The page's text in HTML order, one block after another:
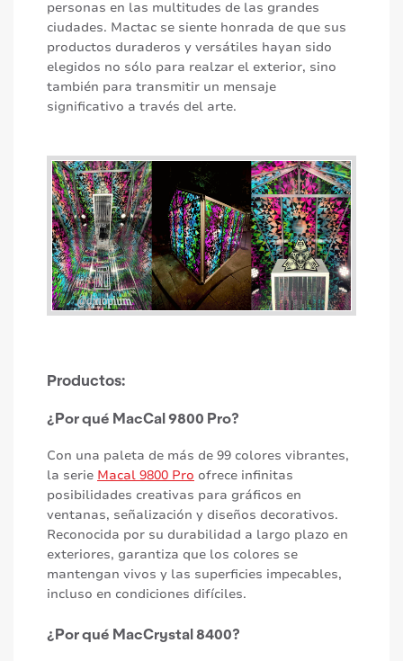
personas en las multitudes de las grandes
ciudades. Mactac se siente honrada de que sus
productos duraderos y versátiles hayan sido
elegidos no sólo para realzar el exterior, sino
también para transmitir un mensaje
significativo a través del arte.
Productos:
¿Por qué MacCal 9800 Pro?
Con una paleta de más de 99 colores vibrantes,
la serie Macal 9800 Pro ofrece infinitas
posibilidades creativas para gráficos en
ventanas, señalización y diseños decorativos.
Reconocida por su durabilidad a largo plazo en
exteriores, garantiza que los colores se
mantengan vivos y las superficies impecables,
incluso en condiciones difíciles.
¿Por qué MacCrystal 8400?